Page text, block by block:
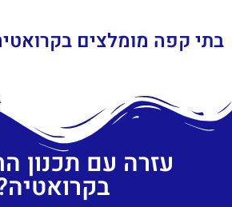
בתי קפה מומלצים
עזרה עם תכנון